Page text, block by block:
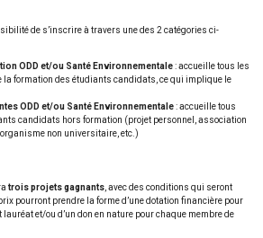
de s’inscrire à travers une des 2 catégories ci-
ODD et/ou Santé Environnementale: accueille tous les
la formation des étudiants candidats, ce qui implique le
ODD et/ou Santé Environnementale: accueille tous
candidats hors formation (projet personnel, association
non universitaire, etc.)
trois projets gagnants , avec des conditions qui seront
pourront prendre la forme d’une dotation financière pour
et/ou d’un don en nature pour chaque membre de